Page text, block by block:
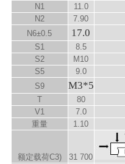
N1
11.0
N2
7.90
N6±0.5 17.0
S1
8.5
S2
M10
S5
9.0
S9 M3*5
T
80
V1
7.0
重量
1.10
额定载荷C3)
31 700